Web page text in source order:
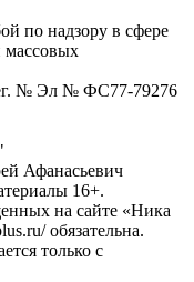
по надзору в сфере
массовых
№ Эл № ФС77-79276
Афанасьевич
16+.
на сайте «Ника
обязательна.
только с